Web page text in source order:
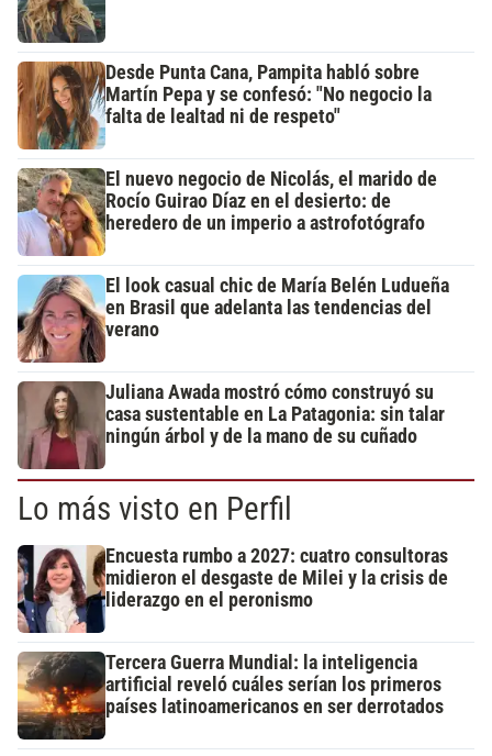
Desde Punta Cana, Pampita habló sobre
Martín Pepa y se confesó: "No negocio la
falta de lealtad ni de respeto"
El nuevo negocio de Nicolás, el marido de
Rocío Guirao Díaz en el desierto: de
heredero de un imperio a astrofotógrafo
El look casual chic de María Belén Ludueña
en Brasil que adelanta las tendencias del
verano
Juliana Awada mostró cómo construyó su
casa sustentable en La Patagonia: sin talar
ningún árbol y de la mano de su cuñado
Lo más visto en Perfil
Encuesta rumbo a 2027: cuatro consultoras
midieron el desgaste de Milei y la crisis de
liderazgo en el peronismo
Tercera Guerra Mundial: la inteligencia
artificial reveló cuáles serían los primeros
países latinoamericanos en ser derrotados